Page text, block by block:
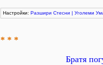
Настройки: Разшири Стесни | Уголеми
* * *
Братя